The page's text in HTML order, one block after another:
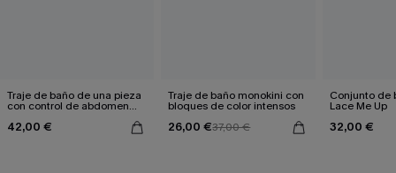
Traje de baño de una pieza
con control de abdomen
42,00 €
Traje de baño monokini con
bloques de color intensos
26,00 €37,00 €
Conjunto de
Lace Me Up
32,00 €